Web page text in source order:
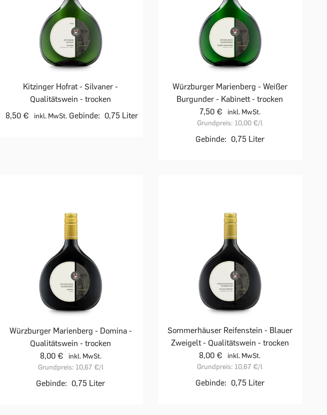
Kitzinger Hofrat - Silvaner -
Qualitätswein - trocken
8,50 €
inkl. MwSt. Gebinde: 0,75 Liter
Würzburger Marienberg - Weißer
Burgunder - Kabinett - trocken
7,50 €
inkl. MwSt.
Grundpreis: 10,00 €/l
Gebinde: 0,75 Liter
Würzburger Marienberg - Domina -
Qualitätswein - trocken
8,00 €
inkl. MwSt.
Grundpreis: 10,67 €/l
Gebinde: 0,75 Liter
Sommerhäuser Reifenstein - Blauer
Zweigelt - Qualitätswein - trocken
8,00 €
inkl. MwSt.
Grundpreis: 10,67 €/l
Gebinde: 0,75 Liter